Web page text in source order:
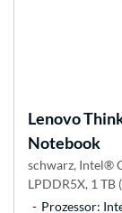
Lenovo
Notebook
schwarz, Intel®
LPDDR5X, 1 TB
Prozessor: